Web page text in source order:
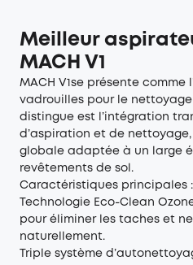
Meilleur
MACH V1
MACH V1se présente comme
vadrouilles pour le nettoyage
distingue est l’intégration
d’aspiration et de
globale adaptée à un large
revêtements de sol.
Caractéristiques principales :
Technologie Eco-Clean
pour éliminer les taches et
naturellement.
Triple système